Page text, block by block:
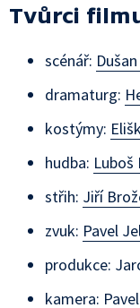
Tvůrci
scénář:
dramaturg:
kostýmy:
hudba: Luboš
střih: Jiří
zvuk: Pavel
produkce:
kamera: